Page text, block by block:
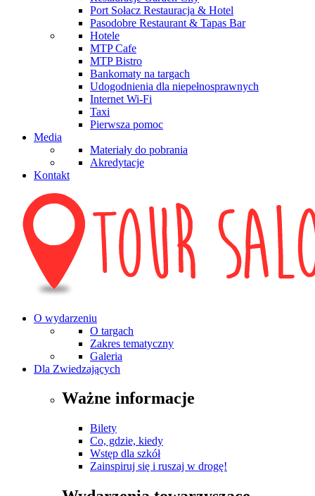
Port Sołacz Restauracja & Hotel
Pasodobre Restaurant & Tapas Bar
Hotele
MTP Cafe
MTP Bistro
Bankomaty na targach
Udogodnienia dla niepełnosprawnych
Internet Wi-Fi
Taxi
Pierwsza pomoc
Media
Materiały do pobrania
Akredytacje
Kontakt
O wydarzeniu
O targach
Zakres tematyczny
Galeria
Dla Zwiedzających
Ważne informacje
Bilety
Co, gdzie, kiedy
Wstęp dla szkół
Zainspiruj się i ruszaj w drogę!